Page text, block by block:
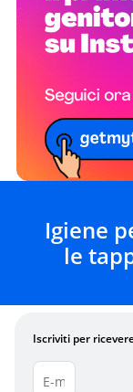
Igiene
le
Iscriviti per